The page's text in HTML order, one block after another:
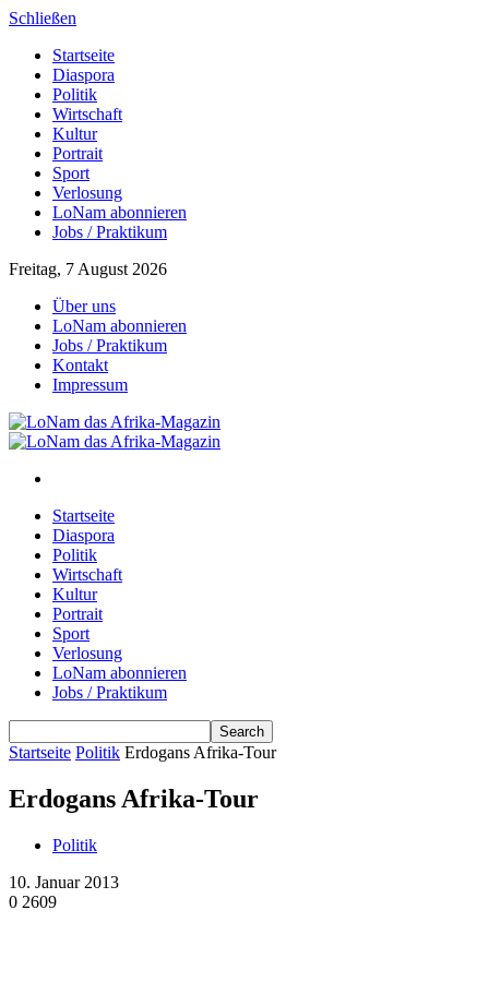
Schließen
Startseite
Diaspora
Politik
Wirtschaft
Kultur
Portrait
Sport
Verlosung
LoNam abonnieren
Jobs / Praktikum
Freitag, 7 August 2026
Über uns
LoNam abonnieren
Jobs / Praktikum
Kontakt
Impressum
Startseite
Diaspora
Politik
Wirtschaft
Kultur
Portrait
Sport
Verlosung
LoNam abonnieren
Jobs / Praktikum
Startseite Politik Erdogans Afrika-Tour
Erdogans Afrika-Tour
Politik
10. Januar 2013
0 2609